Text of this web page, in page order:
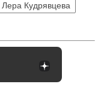
Лера Кудрявцева